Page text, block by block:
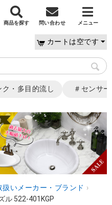
商品を探す 問い合わせ メニュー
カートは空です
ク・多目的流し ＃センサ
扱いメーカー・ブランド ›
ル 522-401KGP